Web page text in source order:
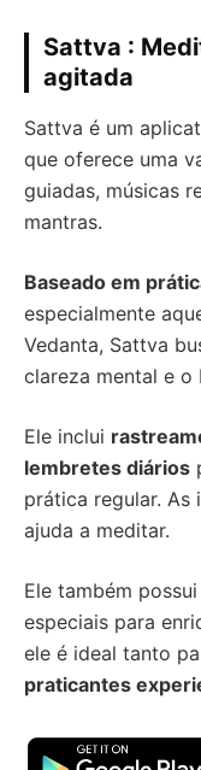
Sattva :
agitada
Sattva é um
que oferece uma
guiadas, músicas
mantras.
Baseado em
especialmente
Vedanta, Sattva
clareza mental e o
Ele inclui
lembretes diários
prática regular. As
ajuda a meditar.
Ele também possui
especiais para
ele é ideal tanto
praticantes